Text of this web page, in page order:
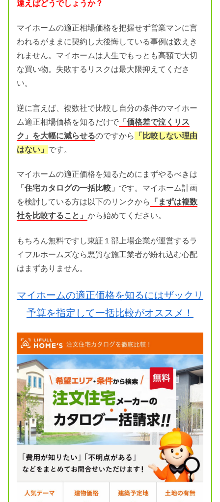
違えばどうでしょうか？
マイホームの適正相場価格を把握せず営業マンに言
われるがままに契約し大後悔している事例は数えき
れません。マイホームは人生でもっとも高額で大切
な買い物。失敗するリスクは最大限抑えてくださ
い。
逆に言えば、複数社で比較し自分の条件のマイホー
ム適正相場価格を知るだけで 「価格差で泣くリス
ク」を大幅に減らせるのですから
「比較しない理由
はない」 です。
マイホームの適正価格を知るためにまずやるべきは
「住宅カタログの一括比較」 です。マイホーム計画
を検討している方は以下のリンクから
「まずは複数
社を比較すること」 から始めてください。
もちろん無料ですし東証１部上場企業が運営するラ
イフルホームズなら悪質な施工業者が紛れ込む心配
はまずありません。
マイホームの適正価格を知るにはザックリ
予算を指定して一括比較がオススメ！